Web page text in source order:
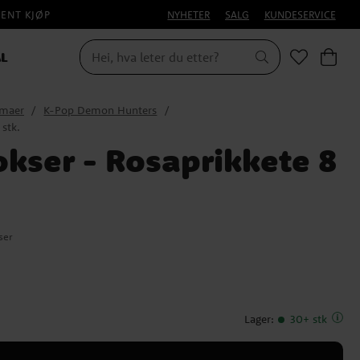
KJØP NYHETER SALG KUNDESERVICE
K-Pop Demon Hunters
- Rosaprikkete 8
Lager: 30+ stk